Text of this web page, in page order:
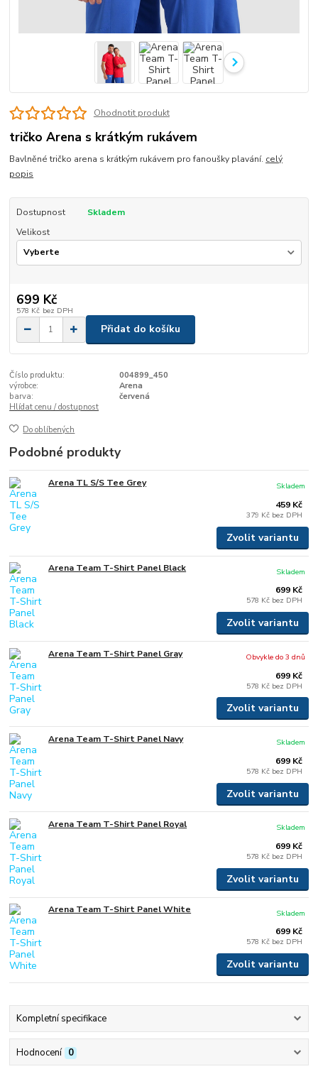
Ohodnotit produkt
tričko Arena s krátkým rukávem
Bavlněné tričko arena s krátkým rukávem pro fanoušky plavání. celý
popis
Dostupnost
Skladem
Velikost
699 Kč
578 Kč bez DPH
Přidat do košíku
Číslo produktu:
004899_450
výrobce:
Arena
barva:
červená
Hlídat cenu / dostupnost
Do oblíbených
Podobné produkty
Arena TL S/S Tee Grey
459 Kč
379 Kč bez DPH
Skladem
Zvolit variantu
Arena Team T-Shirt Panel Black
699 Kč
578 Kč bez DPH
Skladem
Zvolit variantu
Arena Team T-Shirt Panel Gray
699 Kč
578 Kč bez DPH
Obvykle do 3 dnů
Zvolit variantu
Arena Team T-Shirt Panel Navy
699 Kč
578 Kč bez DPH
Skladem
Zvolit variantu
Arena Team T-Shirt Panel Royal
699 Kč
578 Kč bez DPH
Skladem
Zvolit variantu
Arena Team T-Shirt Panel White
699 Kč
578 Kč bez DPH
Skladem
Zvolit variantu
Kompletní specifikace
Hodnocení 0